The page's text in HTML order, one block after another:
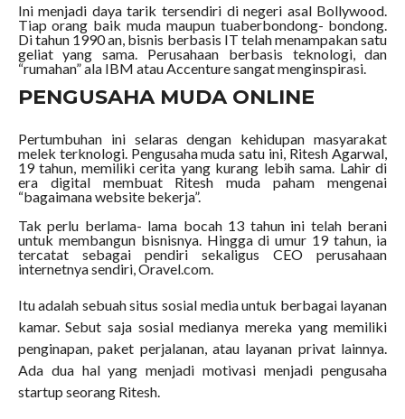
Ini menjadi daya tarik tersendiri di negeri asal Bollywood.
Tiap orang baik muda maupun tuaberbondong- bondong.
Di tahun 1990 an, bisnis berbasis IT telah menampakan satu
geliat yang sama. Perusahaan berbasis teknologi, dan
“rumahan” ala IBM atau Accenture sangat menginspirasi.
PENGUSAHA MUDA ONLINE
Pertumbuhan ini selaras dengan kehidupan masyarakat
melek terknologi. Pengusaha muda satu ini, Ritesh Agarwal,
19 tahun, memiliki cerita yang kurang lebih sama. Lahir di
era digital membuat Ritesh muda paham mengenai
“bagaimana website bekerja”.
Tak perlu berlama- lama bocah 13 tahun ini telah berani
untuk membangun bisnisnya. Hingga di umur 19 tahun, ia
tercatat sebagai pendiri sekaligus CEO perusahaan
internetnya sendiri, Oravel.com.
Itu adalah sebuah situs sosial media untuk berbagai layanan
kamar. Sebut saja sosial medianya mereka yang memiliki
penginapan, paket perjalanan, atau layanan privat lainnya.
Ada dua hal yang menjadi motivasi menjadi pengusaha
startup seorang Ritesh.